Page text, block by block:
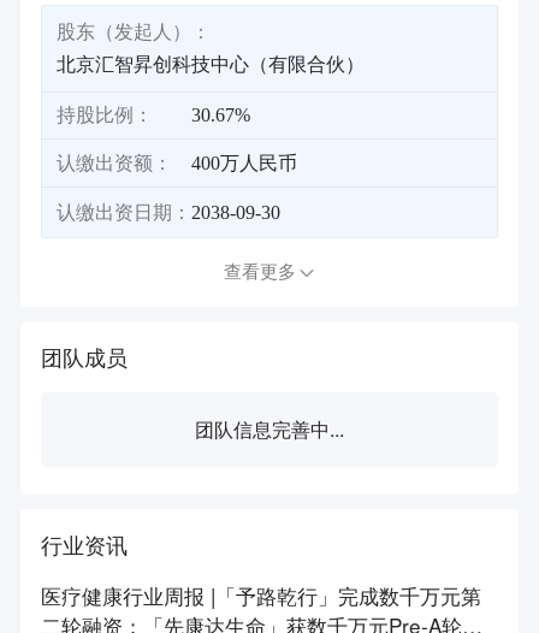
股东（发起人）：
北京汇智昇创科技中心（有限合伙）
持股比例： 30.67%
认缴出资额： 400万人民币
认缴出资日期： 2038-09-30
查看更多
团队成员
团队信息完善中...
行业资讯
医疗健康行业周报 |「予路乾行」完成数千万元第
二轮融资；「先康达生命」获数千万元Pre-A轮融